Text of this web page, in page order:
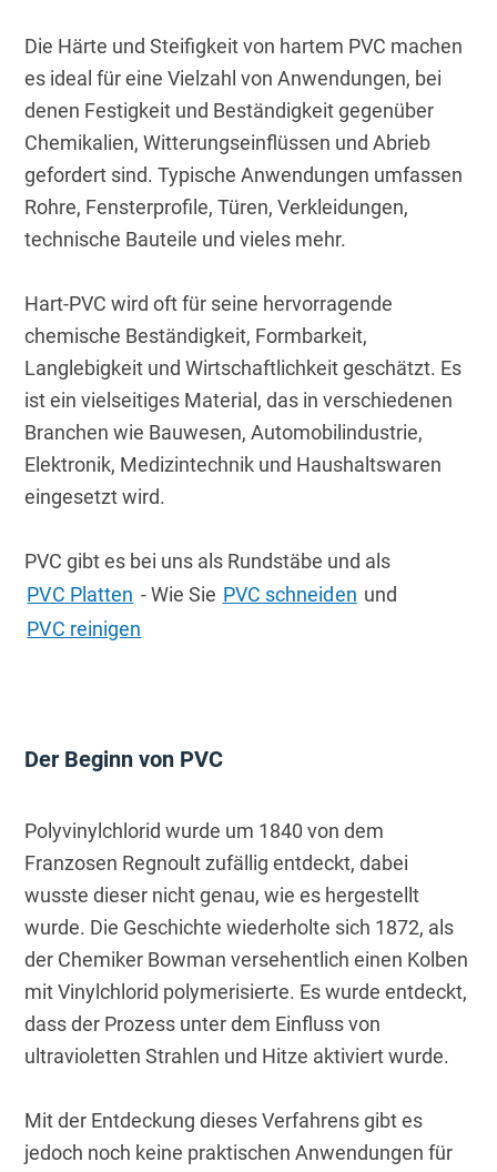
Die Härte und Steifigkeit von hartem PVC machen
es ideal für eine Vielzahl von Anwendungen, bei
denen Festigkeit und Beständigkeit gegenüber
Chemikalien, Witterungseinflüssen und Abrieb
gefordert sind. Typische Anwendungen umfassen
Rohre, Fensterprofile, Türen, Verkleidungen,
technische Bauteile und vieles mehr.
Hart-PVC wird oft für seine hervorragende
chemische Beständigkeit, Formbarkeit,
Langlebigkeit und Wirtschaftlichkeit geschätzt. Es
ist ein vielseitiges Material, das in verschiedenen
Branchen wie Bauwesen, Automobilindustrie,
Elektronik, Medizintechnik und Haushaltswaren
eingesetzt wird.
PVC gibt es bei uns als Rundstäbe und als
PVC Platten - Wie Sie PVC schneiden und
PVC reinigen
Der Beginn von PVC
Polyvinylchlorid wurde um 1840 von dem
Franzosen Regnoult zufällig entdeckt, dabei
wusste dieser nicht genau, wie es hergestellt
wurde. Die Geschichte wiederholte sich 1872, als
der Chemiker Bowman versehentlich einen Kolben
mit Vinylchlorid polymerisierte. Es wurde entdeckt,
dass der Prozess unter dem Einfluss von
ultravioletten Strahlen und Hitze aktiviert wurde.
Mit der Entdeckung dieses Verfahrens gibt es
jedoch noch keine praktischen Anwendungen für